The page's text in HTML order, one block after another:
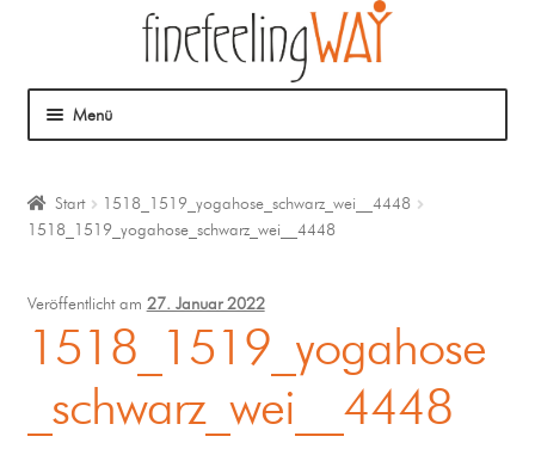
Menü
Mein Angebot
Coaching
Klangmassage
Start
1518_1519_yogahose_schwarz_wei__4448
1518_1519_yogahose_schwarz_wei__4448
Veröffentlicht am 27. Januar 2022
1518_1519_yogahose
_schwarz_wei__4448